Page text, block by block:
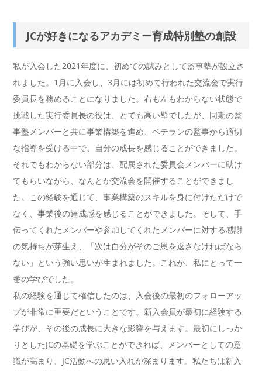
JCが好きになるアカデミー育成特別塾の創設
私が入会した2021年度に、初めての試みとして監事塾が設立さ
れました。1月に入会し、3月には初めて行われた交流会で実行
委員長を務めることになりました。右も左もわからない状態で
挑戦した実行委員長の役は、とても高い壁でしたが、同期の監
事塾メンバーと共に事業構築を進め、ベテランの監事から適切
な指導を受ける中で、自分の成長を感じることができました。
それでもわからない部分は、配属された委員会メンバーに助け
てもらいながら、なんとか交流会を開催することができまし
た。この経験を通じて、事業構築のスキルを身に付けただけで
なく、事業後の達成感を感じることができました。そして、手
伝ってくれたメンバーや参加してくれたメンバーに対する感謝
の気持ちが芽生え、「次は自分がそのご恩を返さなければなら
ない」という強い思いが生まれました。これが、私にとって一
番の学びでした。
私の経験を通じて確信したのは、入会後の最初のフォローアッ
プが非常に重要だということです。新入会員が最初に経験する
学びが、その後の成長に大きな影響を与えます。最初にしっか
りとしたJCの基礎を学ぶことができれば、メンバーとしての意
識が高まり、JC活動への思い入れが深まります。私たちは新入